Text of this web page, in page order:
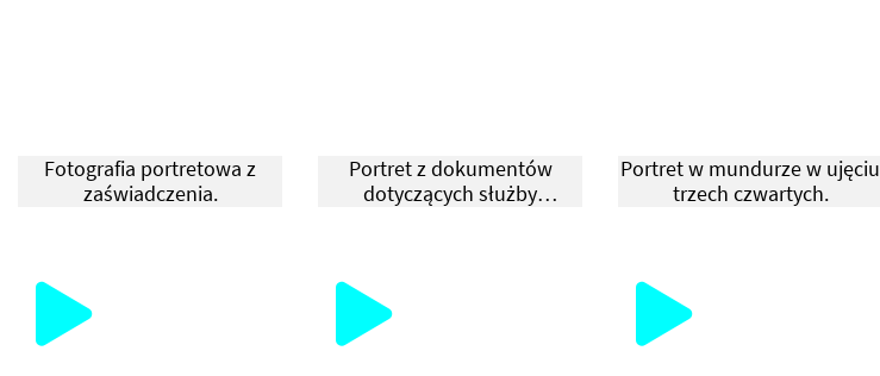
Fotografia portretowa z
zaświadczenia.
Portret z dokumentów
dotyczących służby
Portret w mundurze w ujęciu
trzech czwartych.